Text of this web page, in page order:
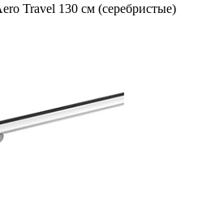
Travel 130 см (серебристые)